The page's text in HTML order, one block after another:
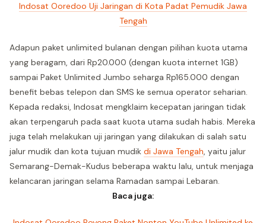
Indosat Ooredoo Uji Jaringan di Kota Padat Pemudik Jawa
Tengah
Adapun paket unlimited bulanan dengan pilihan kuota utama
yang beragam, dari Rp20.000 (dengan kuota internet 1GB)
sampai Paket Unlimited Jumbo seharga Rp165.000 dengan
benefit bebas telepon dan SMS ke semua operator seharian.
Kepada redaksi, Indosat mengklaim kecepatan jaringan tidak
akan terpengaruh pada saat kuota utama sudah habis. Mereka
juga telah melakukan uji jaringan yang dilakukan di salah satu
jalur mudik dan kota tujuan mudik di Jawa Tengah, yaitu jalur
Semarang-Demak-Kudus beberapa waktu lalu, untuk menjaga
kelancaran jaringan selama Ramadan sampai Lebaran.
Baca juga: